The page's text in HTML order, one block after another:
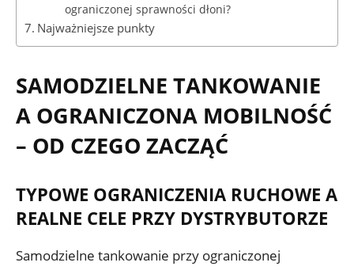
ograniczonej sprawności dłoni?
Najważniejsze punkty
SAMODZIELNE TANKOWANIE
A OGRANICZONA MOBILNOŚĆ
– OD CZEGO ZACZĄĆ
TYPOWE OGRANICZENIA RUCHOWE A
REALNE CELE PRZY DYSTRYBUTORZE
Samodzielne tankowanie przy ograniczonej